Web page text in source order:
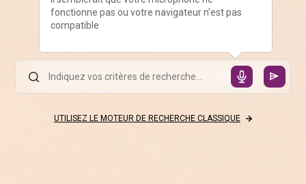
fonctionne pas ou votre navigateur n'est pas
compatible
UTILISEZ LE MOTEUR DE RECHERCHE CLASSIQUE